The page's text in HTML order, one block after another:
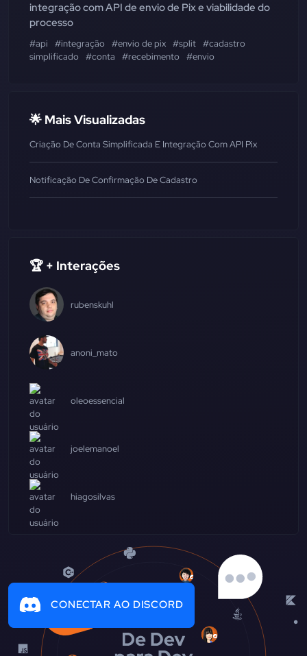
integração com API de envio de Pix e viabilidade do
processo
#api #integração #envio de pix #split #cadastro
simplificado
#conta #recebimento #envio
🌟 Mais Visualizadas
Criação De Conta Simplificada E Integração Com API Pix
Notificação De Confirmação De Cadastro
🏆 + Interações
rubenskuhl
anoni_mato
oleoessencial
joelemanoel
hiagosilvas
CONECTAR AO DISCORD